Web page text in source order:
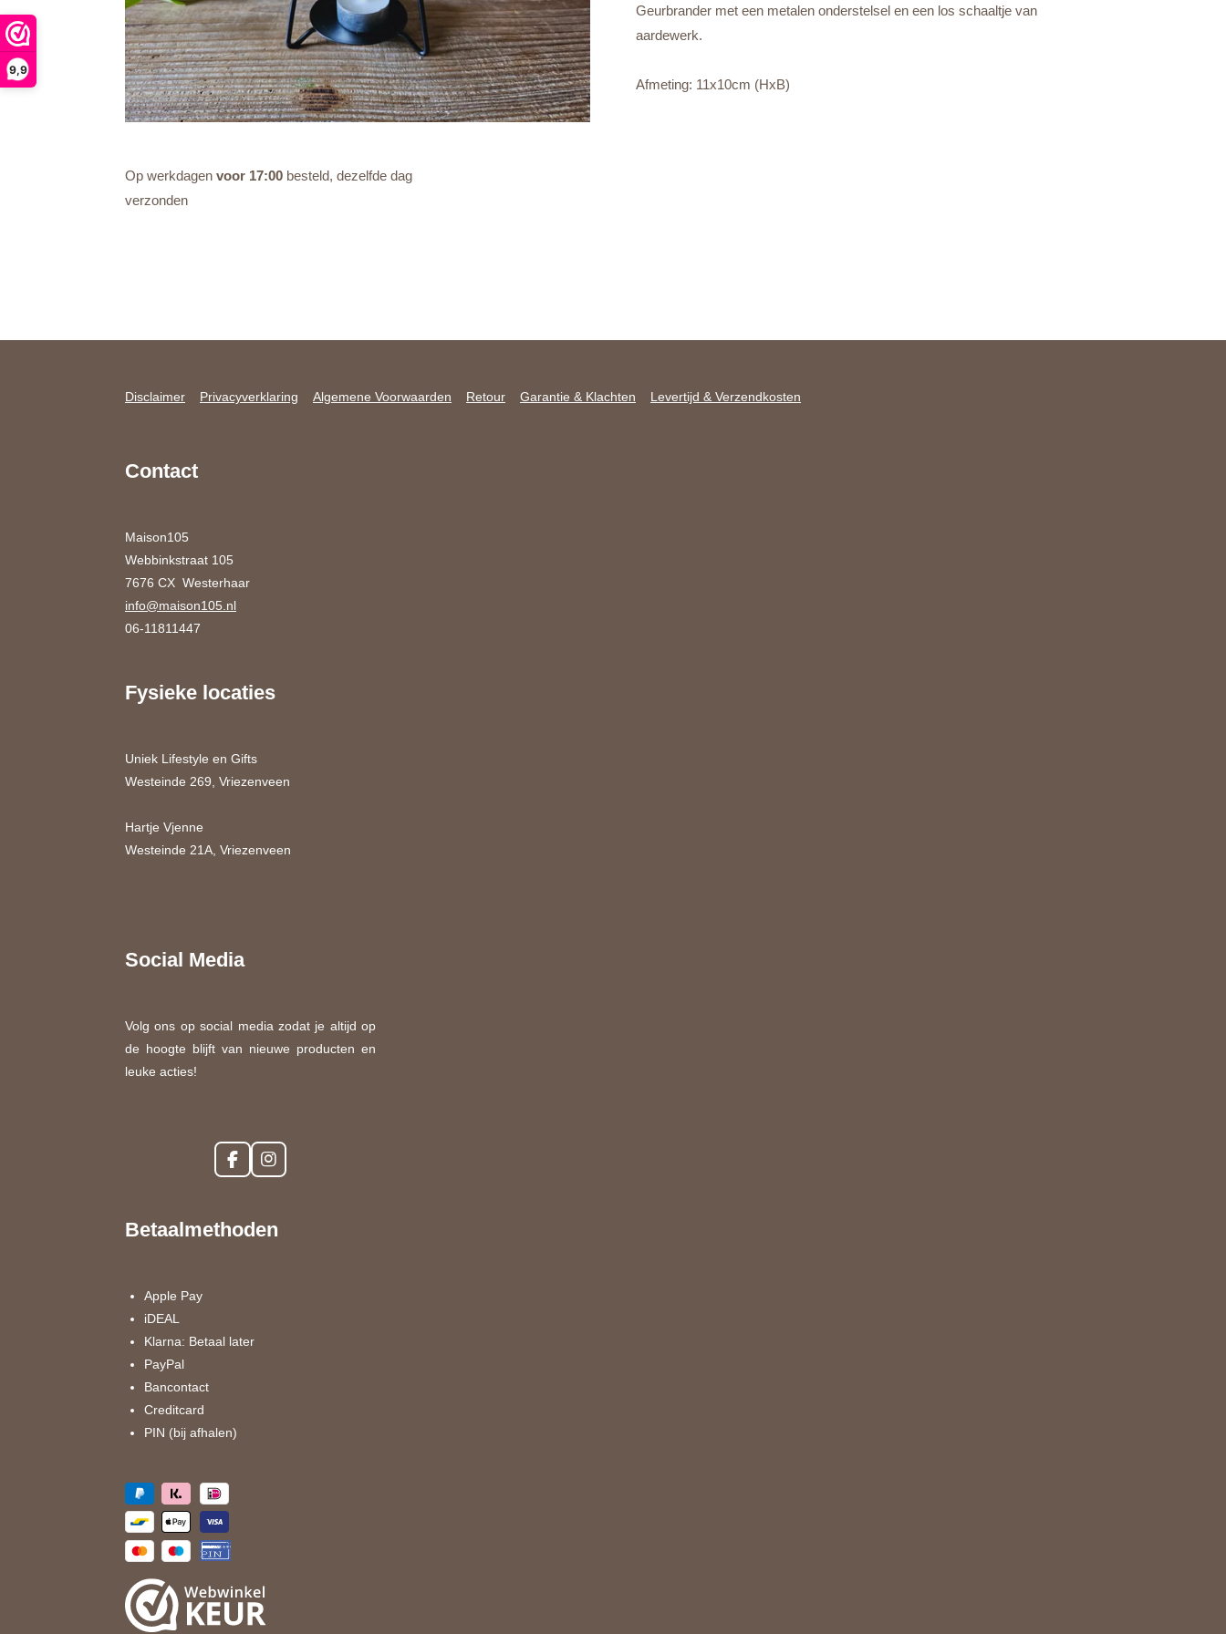
9,9
Geurbrander met een metalen onderstelsel en een los schaaltje van
aardewerk.
Afmeting: 11x10cm (HxB)
Op werkdagen voor 17:00 besteld, dezelfde dag
verzonden
Disclaimer Privacyverklaring Algemene Voorwaarden Retour Garantie & Klachten Levertijd & Verzendkosten
Contact
Maison105
Webbinkstraat 105
7676 CX Westerhaar
info@maison105.nl
06-11811447
Fysieke locaties
Uniek Lifestyle en Gifts
Westeinde 269, Vriezenveen
Hartje Vjenne
Westeinde 21A, Vriezenveen
Social Media
Volg ons op social media zodat je altijd op
de hoogte blijft van nieuwe producten en
leuke acties!
F
a
b
I
n
a
Betaalmethoden
Apple Pay
iDEAL
Klarna: Betaal later
PayPal
Bancontact
Creditcard
PIN (bij afhalen)